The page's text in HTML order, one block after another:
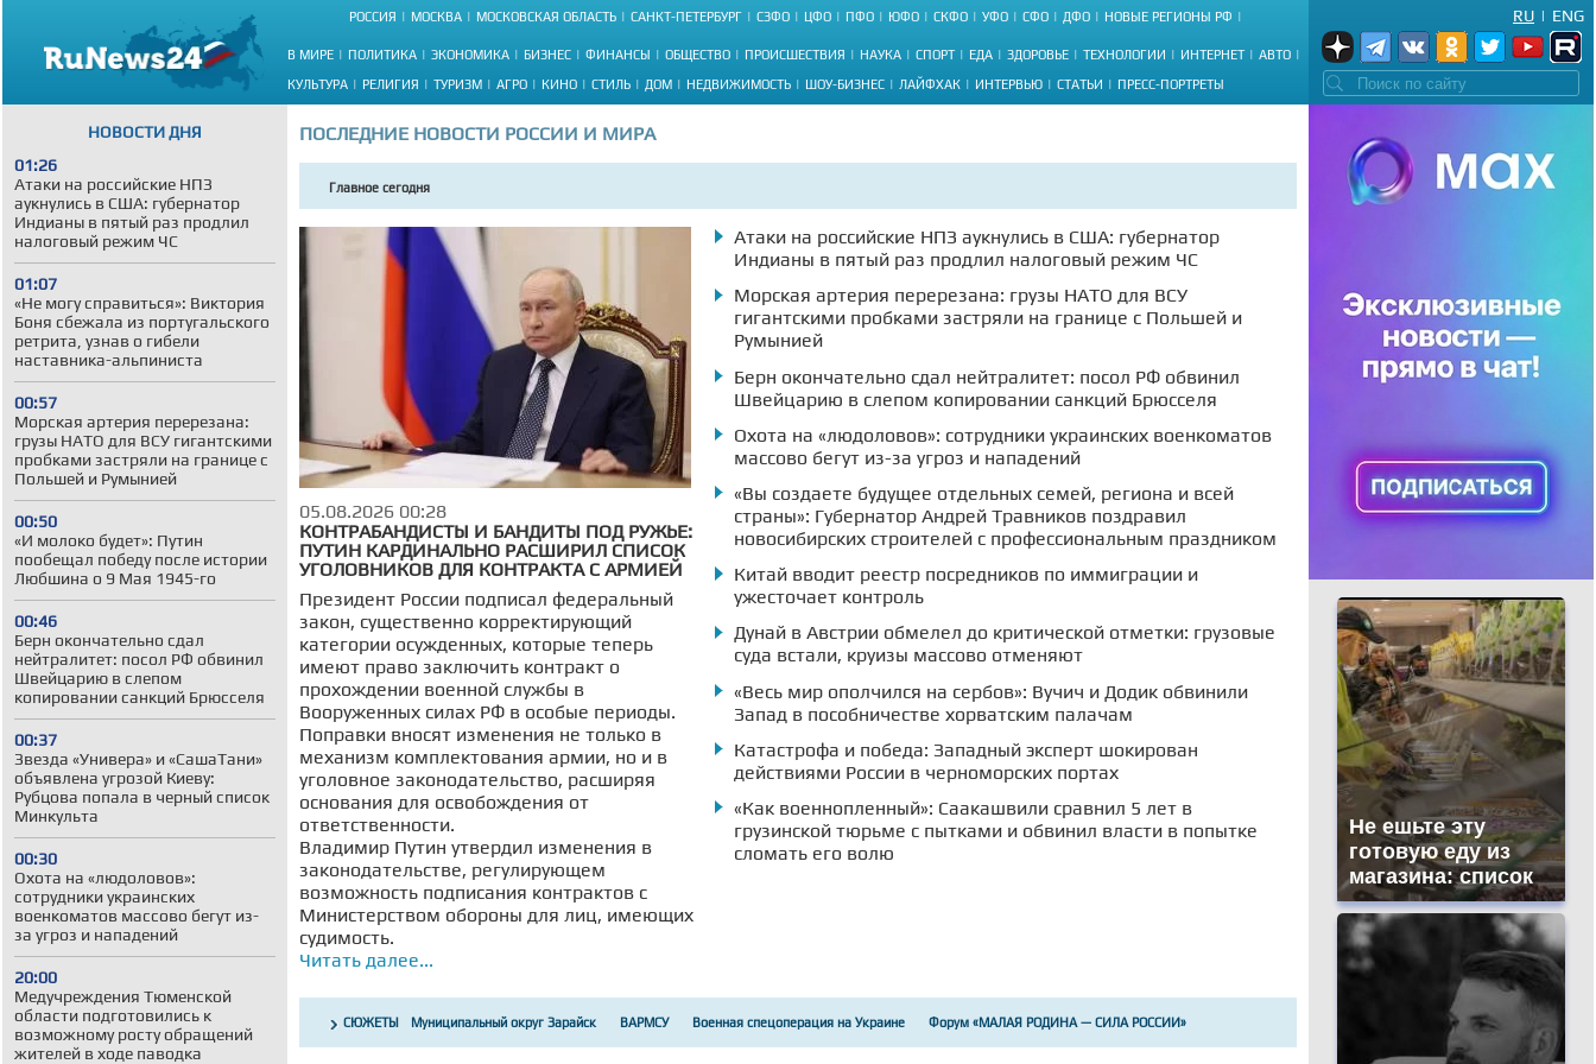
РОССИЯ МОСКВА МОСКОВСКАЯ ОБЛАСТЬ САНКТ-ПЕТЕРБУРГ СЗФО ЦФО ПФО ЮФО СКФО УФО СФО ДФО НОВЫЕ РЕГИОНЫ РФ
В МИРЕ ПОЛИТИКА ЭКОНОМИКА БИЗНЕС ФИНАНСЫ ОБЩЕСТВО ПРОИСШЕСТВИЯ НАУКА СПОРТ ЕДА ЗДОРОВЬЕ ТЕХНОЛОГИИ ИНТЕРНЕТ АВТО
КУЛЬТУРА РЕЛИГИЯ ТУРИЗМ АГРО КИНО СТИЛЬ ДОМ НЕДВИЖИМОСТЬ ШОУ-БИЗНЕС ЛАЙФХАК ИНТЕРВЬЮ СТАТЬИ ПРЕСС-ПОРТРЕТЫ
ENG
|
RU
НОВОСТИ ДНЯ
01:26
Атаки на российские НПЗ
аукнулись в США: губернатор
Индианы в пятый раз продлил
налоговый режим ЧС
01:07
«Не могу справиться»: Виктория
Боня сбежала из португальского
ретрита, узнав о гибели
наставника-альпиниста
00:57
Морская артерия перерезана:
грузы НАТО для ВСУ гигантскими
пробками застряли на границе с
Польшей и Румынией
00:50
«И молоко будет»: Путин
пообещал победу после истории
Любшина о 9 Мая 1945-го
00:46
Берн окончательно сдал
нейтралитет: посол РФ обвинил
Швейцарию в слепом
копировании санкций Брюсселя
00:37
Звезда «Универа» и «СашаТани»
объявлена угрозой Киеву:
Рубцова попала в черный список
Минкульта
00:30
Охота на «людоловов»:
сотрудники украинских
военкоматов массово бегут из-
за угроз и нападений
20:00
Медучреждения Тюменской
области подготовились к
возможному росту обращений
жителей в ходе паводка
Не ешьте эту
готовую еду из
магазина: список
ПОСЛЕДНИЕ НОВОСТИ РОССИИ И МИРА
Главное сегодня
05.08.2026 00:28
КОНТРАБАНДИСТЫ И БАНДИТЫ ПОД РУЖЬЕ:
ПУТИН КАРДИНАЛЬНО РАСШИРИЛ СПИСОК
УГОЛОВНИКОВ ДЛЯ КОНТРАКТА С АРМИЕЙ
Президент России подписал федеральный
закон, существенно корректирующий
категории осужденных, которые теперь
имеют право заключить контракт о
прохождении военной службы в
Вооруженных силах РФ в особые периоды.
Поправки вносят изменения не только в
механизм комплектования армии, но и в
уголовное законодательство, расширяя
основания для освобождения от
ответственности.
Владимир Путин утвердил изменения в
законодательстве, регулирующем
возможность подписания контрактов с
Министерством обороны для лиц, имеющих
судимость.
Читать далее...
Атаки на российские НПЗ аукнулись в США: губернатор
Индианы в пятый раз продлил налоговый режим ЧС
Морская артерия перерезана: грузы НАТО для ВСУ
гигантскими пробками застряли на границе с Польшей и
Румынией
Берн окончательно сдал нейтралитет: посол РФ обвинил
Швейцарию в слепом копировании санкций Брюсселя
Охота на «людоловов»: сотрудники украинских военкоматов
массово бегут из-за угроз и нападений
«Вы создаете будущее отдельных семей, региона и всей
страны»: Губернатор Андрей Травников поздравил
новосибирских строителей с профессиональным праздником
Китай вводит реестр посредников по иммиграции и
ужесточает контроль
Дунай в Австрии обмелел до критической отметки: грузовые
суда встали, круизы массово отменяют
«Весь мир ополчился на сербов»: Вучич и Додик обвинили
Запад в пособничестве хорватским палачам
Катастрофа и победа: Западный эксперт шокирован
действиями России в черноморских портах
«Как военнопленный»: Саакашвили сравнил 5 лет в
грузинской тюрьме с пытками и обвинил власти в попытке
сломать его волю
СЮЖЕТЫ Муниципальный округ Зарайск ВАРМСУ Военная спецоперация на Украине
Форум «МАЛАЯ РОДИНА — СИЛА РОССИИ»
Россия и США
Департамент здравоохранения Томской области Новости Ульяновска
Рузский муниципальный округ